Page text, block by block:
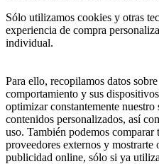
Sólo utilizamos cookies y otras
experiencia de compra
individual.
Para ello, recopilamos datos
comportamiento y sus
optimizar constantemente
contenidos personalizados, así
uso. También podemos comparar
proveedores externos y mostrarte
publicidad online, sólo si ya